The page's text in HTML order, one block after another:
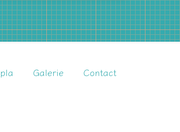
Galerie Contact